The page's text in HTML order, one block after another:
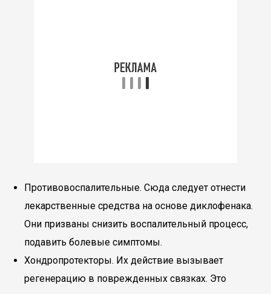
Противовоспалительные. Сюда следует отнести
лекарственные средства на основе диклофенака.
Они призваны снизить воспалительный процесс,
подавить болевые симптомы.
Хондропротекторы. Их действие вызывает
регенерацию в поврежденных связках. Это